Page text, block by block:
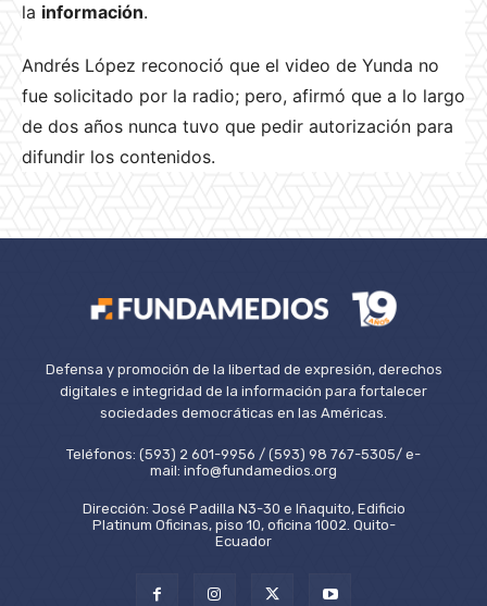
la información.
Andrés López reconoció que el video de Yunda no
fue solicitado por la radio; pero, afirmó que a lo largo
de dos años nunca tuvo que pedir autorización para
difundir los contenidos.
Defensa y promoción de la libertad de expresión, derechos
digitales e integridad de la información para fortalecer
sociedades democráticas en las Américas.
Teléfonos: (593) 2 601-9956 / (593) 98 767-5305/ e-
mail: info@fundamedios.org
Dirección: José Padilla N3-30 e Iñaquito, Edificio
Platinum Oficinas, piso 10, oficina 1002. Quito-
Ecuador